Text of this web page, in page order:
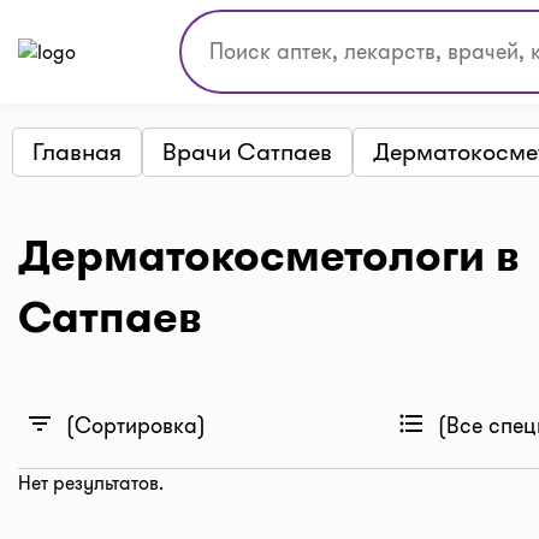
Главная Врачи Сатпаев
Дерматокосметологи в
Сатпаев
filter_list (Сортировка) format_list_bulleted (Все
Нет результатов.